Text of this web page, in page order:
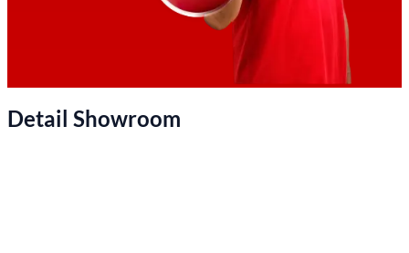
Detail Showroom